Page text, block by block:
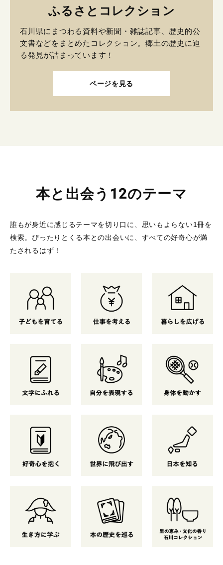
ふるさとコレクション
石川県にまつわる資料や新聞・雑誌記事、歴史的公
文書などをまとめたコレクション。郷土の歴史に迫
る発見が詰まっています！
ページを見る
本と出会う12のテーマ
誰もが身近に感じるテーマを切り口に、思いもよらない1冊を
検索。 ぴったりとくる本との出会いに、すべての好奇心が満
たされるはず！